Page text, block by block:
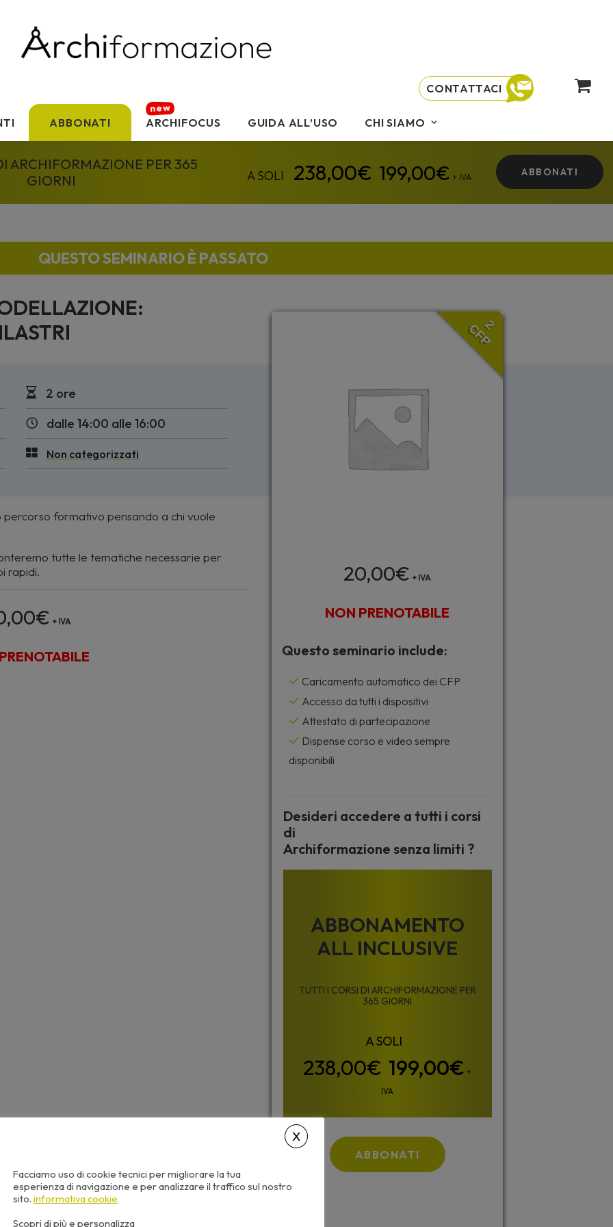
ABBONATI ARCHIFOCUS GUIDA ALL’USO CHI SIAMO
CONTATTACI
ARCHIFORMAZIONE PER 365
GIORNI
199,00€ + IVA ABBONATI
QUESTO SEMINARIO È PASSATO
2 ore
dalle 14:00 alle 16:00
Non categorizzati
formativo pensando a chi vuole
tutte le tematiche necessarie per
rapidi.
€ + IVA
2
CFP
20,00€ + IVA
NON PRENOTABILE
Questo seminario include:
Caricamento automatico dei CFP
Accesso da tutti i dispositivi
Attestato di partecipazione
Dispense corso e video sempre
disponibili
Desideri accedere a tutti i corsi
di
Archiformazione senza limiti ?
ABBONAMENTO
ALL INCLUSIVE
TUTTI I CORSI DI ARCHIFORMAZIONE PER
365 GIORNI
199,00€ +
IVA
ABBONATI
Facciamo uso di cookie tecnici per migliorare la tua
esperienza di navigazione e per analizzare il traffico sul nostro
sito. informativa cookie
Scopri di più e personalizza